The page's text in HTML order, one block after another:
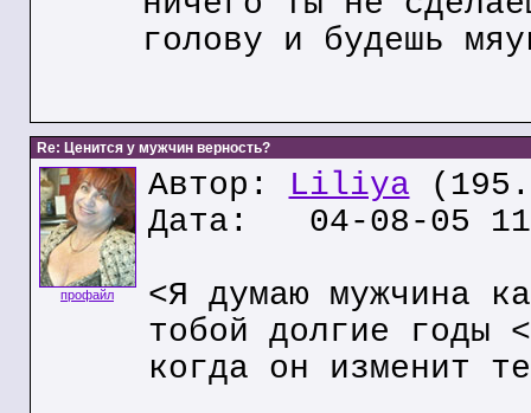
голову и будешь
Re: Ценится у мужчин верность?
профайл
Автор: Liliya
Дата: 04-08-05
<Я думаю мужчина
тобой долгие годы
когда он изменит